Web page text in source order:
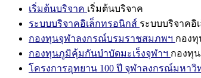
เริ่มต้นบริจาค เริ่มต้นบริจาค
ระบบบริจาคอิเล็กทรอนิกส์ ระบบบริจาคอิ
กองทุนจุฬาลงกรณ์บรมราชสมภพฯ กอง
กองทุนภูมิคุ้มกันบำบัดมะเร็งจุฬาฯ กองทุ
โครงการอุทยาน 100 ปี จุฬาลงกรณ์มหาวิ